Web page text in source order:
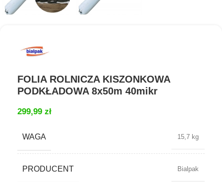
FOLIA ROLNICZA KISZONKOWA
PODKŁADOWA 8x50m 40mikr
299,99 zł
WAGA 15,7 kg
PRODUCENT Bialpak